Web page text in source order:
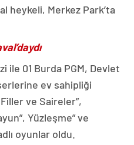
heykeli, Merkez Park’ta
ile 01 Burda PGM, Devlet
ev sahipliği
ve Saireler”,
Yüzleşme” ve
oyunlar oldu.